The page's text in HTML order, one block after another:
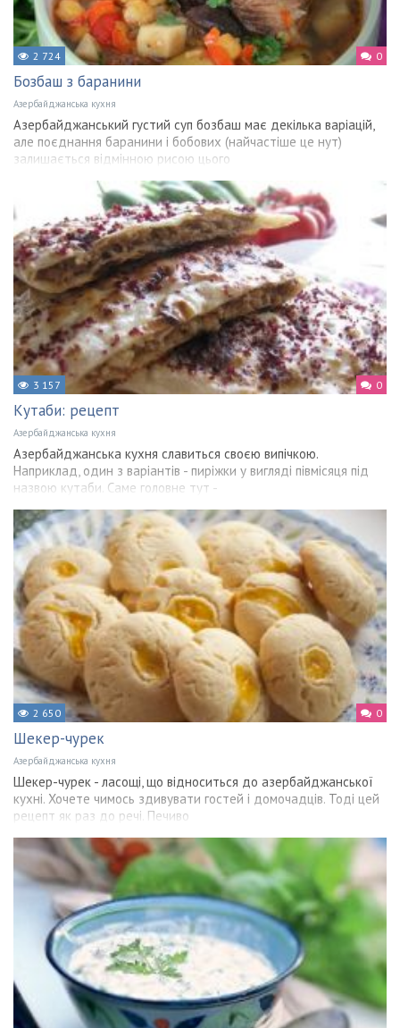
2 724 0
Бозбаш з баранини
Азербайджанська кухня
Азербайджанський густий суп бозбаш має декілька варіацій,
але поєднання баранини і бобових (найчастіше це нут)
залишається відмінною рисою цього
3 157 0
Кутаби: рецепт
Азербайджанська кухня
Азербайджанська кухня славиться своєю випічкою.
Наприклад, один з варіантів - пиріжки у вигляді півмісяця під
назвою кутаби. Саме головне тут -
2 650 0
Шекер-чурек
Азербайджанська кухня
Шекер-чурек - ласощі, що відноситься до азербайджанської
кухні. Хочете чимось здивувати гостей і домочадців. Тоді цей
рецепт як раз до речі. Печиво